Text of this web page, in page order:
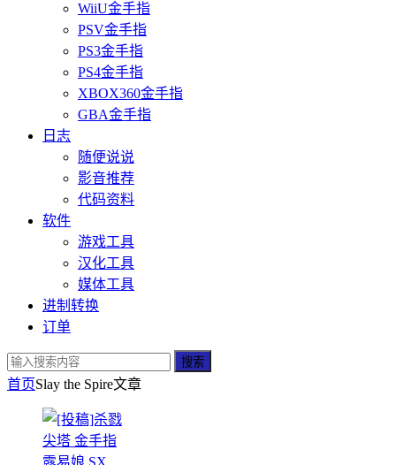
WiiU金手指
PSV金手指
PS3金手指
PS4金手指
XBOX360金手指
GBA金手指
日志
随便说说
影音推荐
代码资料
软件
游戏工具
汉化工具
媒体工具
进制转换
订单
搜索
首页Slay the Spire文章